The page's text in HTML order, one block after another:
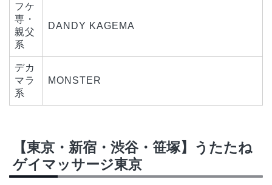
フケ
専・
親父
系
DANDY KAGEMA
デカ
マラ
系
MONSTER
【東京・新宿・渋谷・笹塚】うたたね
ゲイマッサージ東京